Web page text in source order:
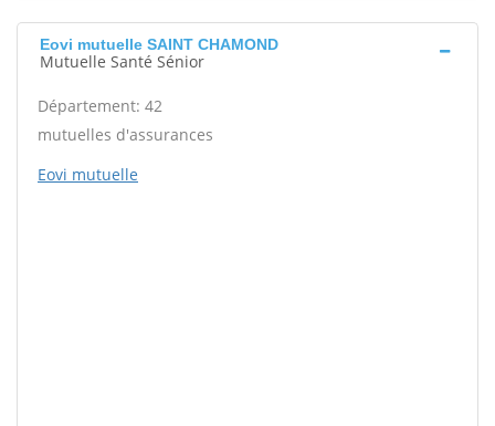
Eovi mutuelle SAINT CHAMOND
Mutuelle Santé Sénior
Département: 42
mutuelles d'assurances
Eovi mutuelle